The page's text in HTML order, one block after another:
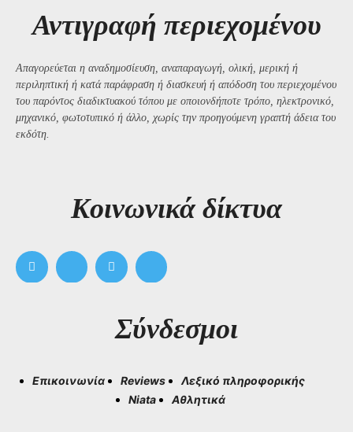
Αντιγραφή περιεχομένου
Απαγορεύεται η αναδημοσίευση, αναπαραγωγή, ολική, μερική ή
περιληπτική ή κατά παράφραση ή διασκευή ή απόδοση του περιεχομένου
του παρόντος διαδικτυακού τόπου με οποιονδήποτε τρόπο, ηλεκτρονικό,
μηχανικό, φωτοτυπικό ή άλλο, χωρίς την προηγούμενη γραπτή άδεια του
εκδότη.
Kοινωνικά δίκτυα
Σύνδεσμοι
Επικοινωνία Reviews
Λεξικό πληροφορικής
Niata
Αθλητικά